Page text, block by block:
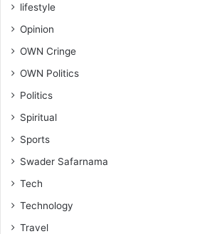
lifestyle
Opinion
OWN Cringe
OWN Politics
Politics
Spiritual
Sports
Swader Safarnama
Tech
Technology
Travel